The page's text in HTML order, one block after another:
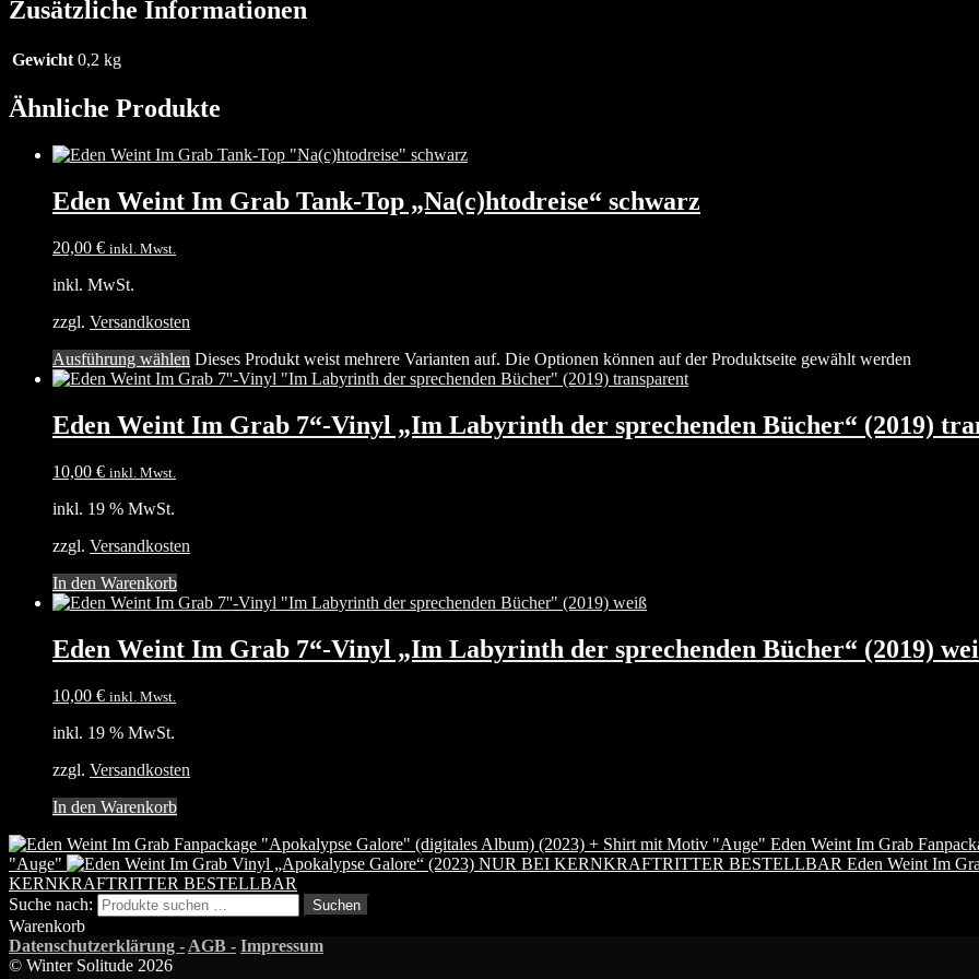
Zusätzliche Informationen
Gewicht 0,2 kg
Ähnliche Produkte
Eden Weint Im Grab Tank-Top „Na(c)htodreise“ schwarz
20,00 € inkl. Mwst.
inkl. MwSt.
zzgl. Versandkosten
Ausführung wählen Dieses Produkt weist mehrere Varianten auf. Die Optionen können auf der Produktseite gewählt werden
Eden Weint Im Grab 7“-Vinyl „Im Labyrinth der sprechenden Bücher“ (2019)
10,00 € inkl. Mwst.
inkl. 19 % MwSt.
zzgl. Versandkosten
In den Warenkorb
Eden Weint Im Grab 7“-Vinyl „Im Labyrinth der sprechenden Bücher“ (2019)
10,00 € inkl. Mwst.
inkl. 19 % MwSt.
zzgl. Versandkosten
In den Warenkorb
Eden Weint Im Grab
"Auge"
Eden Weint Im
KERNKRAFTRITTER BESTELLBAR
Suche nach:
Suchen
Warenkorb
Datenschutzerklärung - AGB - Impressum
© Winter Solitude 2026